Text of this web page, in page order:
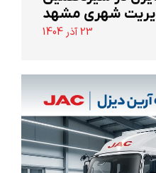
شهری مشهد
23 آذر 1404